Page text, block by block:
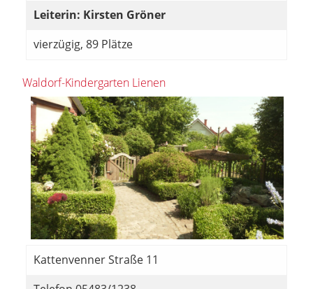
Leiterin: Kirsten Gröner
vierzügig, 89 Plätze
Waldorf-Kindergarten Lienen
Kattenvenner Straße 11